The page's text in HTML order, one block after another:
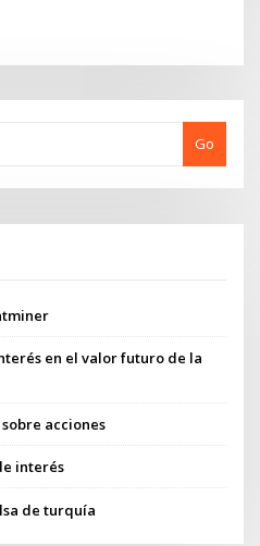
Go
en el valor futuro de la
acciones
interés
de turquía